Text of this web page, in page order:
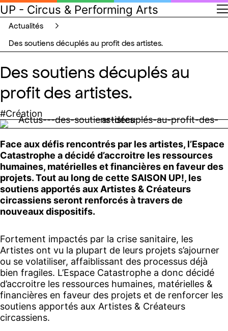
UP - Circus & Performing Arts
actualités
des soutiens décuplés au profit des artistes.
Des soutiens décuplés au
profit des artistes.
#Création
Face aux défis rencontrés par les artistes, l’Espace
Catastrophe a décidé d’accroitre les ressources
humaines, matérielles et financières en faveur des
projets. Tout au long de cette SAISON UP!, les
soutiens apportés aux Artistes & Créateurs
circassiens seront renforcés à travers de
nouveaux dispositifs.
Fortement impactés par la crise sanitaire, les
Artistes ont vu la plupart de leurs projets s’ajourner
ou se volatiliser, affaiblissant des processus déjà
bien fragiles. L’Espace Catastrophe a donc décidé
d’accroitre les ressources humaines, matérielles &
financières en faveur des projets et de renforcer les
soutiens apportés aux Artistes & Créateurs
circassiens.